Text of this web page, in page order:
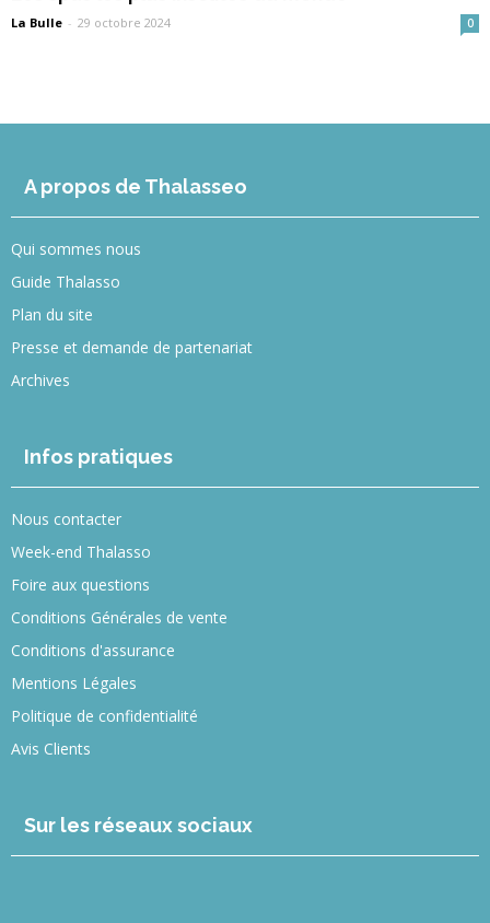
La Bulle - 29 octobre 2024 0
A propos de Thalasseo
Qui sommes nous
Guide Thalasso
Plan du site
Presse et demande de partenariat
Archives
Infos pratiques
Nous contacter
Week-end Thalasso
Foire aux questions
Conditions Générales de vente
Conditions d'assurance
Mentions Légales
Politique de confidentialité
Avis Clients
Sur les réseaux sociaux